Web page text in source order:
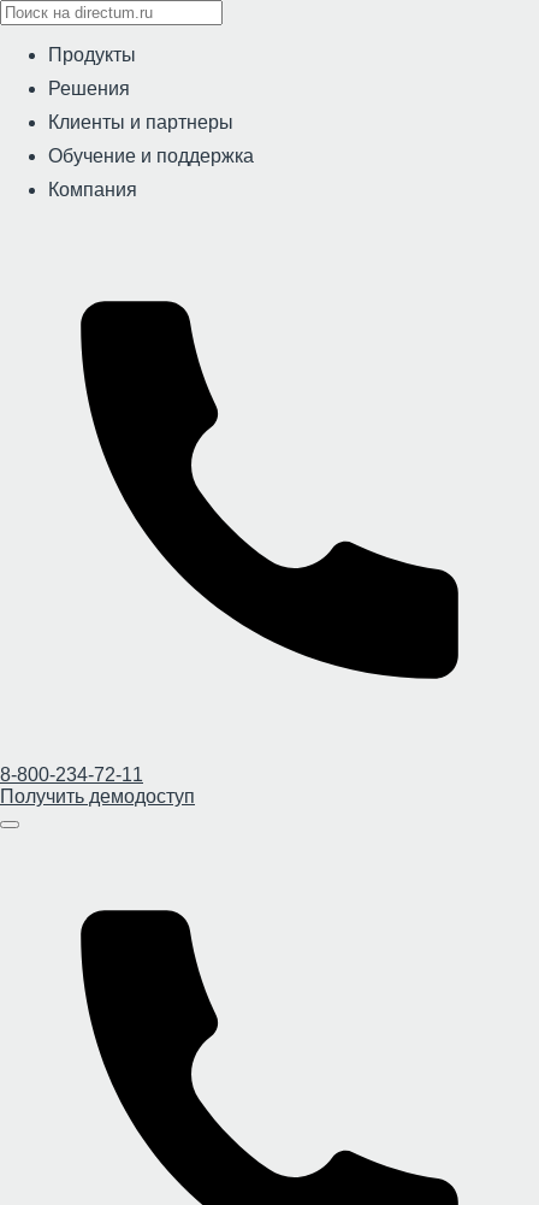
Продукты
Решения
Клиенты и партнеры
Обучение и поддержка
Компания
8-800-234-72-11
Получить демодоступ